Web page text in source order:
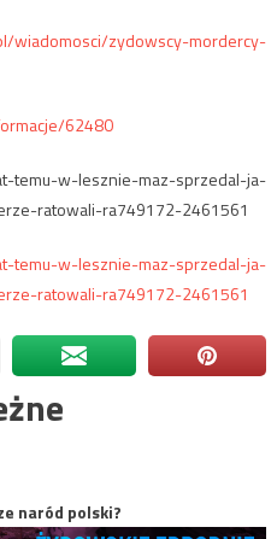
wiadomosci/zydowscy-mordercy-
62480
temu-w-lesznie-maz-sprzedal-ja-
ratowali-ra749172-2461561
temu-w-lesznie-maz-sprzedal-ja-
ratowali-ra749172-2461561
naród polski?